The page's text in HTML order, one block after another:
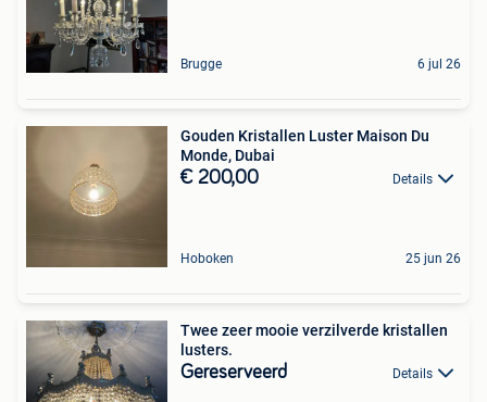
Brugge 6 jul 26
Gouden Kristallen Luster Maison Du
Monde, Dubai
€ 200,00 Details
Hoboken 25 jun 26
Twee zeer mooie verzilverde kristallen
lusters.
Gereserveerd Details